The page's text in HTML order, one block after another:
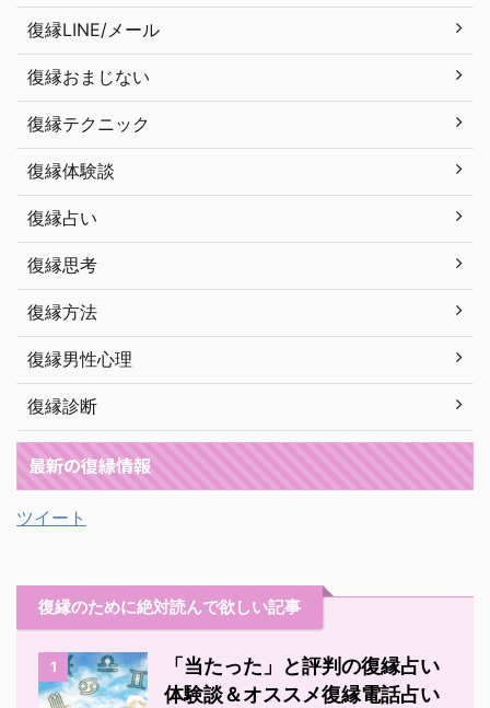
復縁LINE/メール
復縁おまじない
復縁テクニック
復縁体験談
復縁占い
復縁思考
復縁方法
復縁男性心理
復縁診断
最新の復縁情報
ツイート
復縁のために絶対読んで欲しい記事
1
「当たった」と評判の復縁占い
体験談＆オススメ復縁電話占い